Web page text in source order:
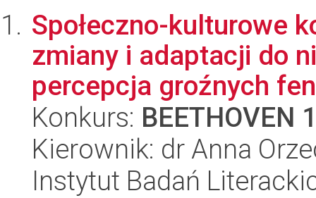
Społeczno-kulturowe
zmiany i adaptacji do
percepcja groźnych
Konkurs: BEETHOVEN
Kierownik: dr Anna
Instytut Badań